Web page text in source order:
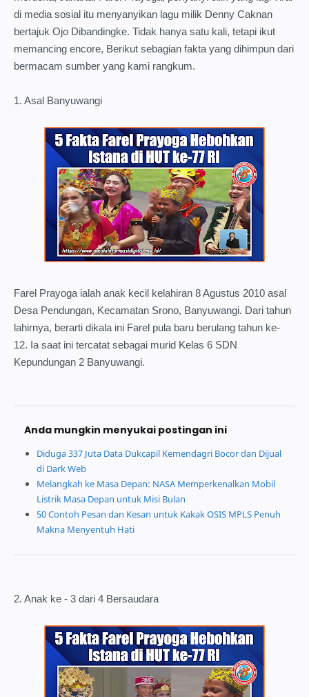
di media sosial itu menyanyikan lagu milik Denny Caknan
bertajuk Ojo Dibandingke. Tidak hanya satu kali, tetapi ikut
memancing encore, Berikut sebagian fakta yang dihimpun dari
bermacam sumber yang kami rangkum.
1. Asal Banyuwangi
Farel Prayoga ialah anak kecil kelahiran 8 Agustus 2010 asal
Desa Pendungan, Kecamatan Srono, Banyuwangi. Dari tahun
lahirnya, berarti dikala ini Farel pula baru berulang tahun ke-
12. Ia saat ini tercatat sebagai murid Kelas 6 SDN
Kepundungan 2 Banyuwangi.
Anda mungkin menyukai postingan ini
Diduga 337 Juta Data Dukcapil Kemendagri Bocor dan Dijual
di Dark Web
Melangkah ke Masa Depan: NASA Memperkenalkan Mobil
Listrik Masa Depan untuk Misi Bulan
50 Contoh Pesan dan Kesan untuk Kakak OSIS MPLS Penuh
Makna Menyentuh Hati
2. Anak ke - 3 dari 4 Bersaudara